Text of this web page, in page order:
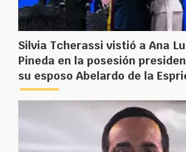
Silvia Tcherassi vistió a Ana
Pineda en la posesión
su esposo Abelardo de la